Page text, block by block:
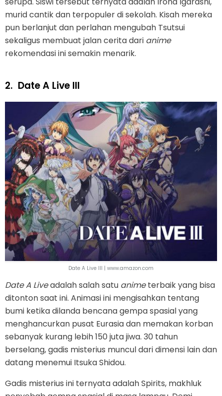
murid cantik dan terpopuler di sekolah. Kisah mereka
pun berlanjut dan perlahan mengubah Tsutsui
sekaligus membuat jalan cerita dari anime
rekomendasi ini semakin menarik.
2. Date A Live III
Date A Live III | www.amazon.com
Date A Liveadalah salah satu animeterbaik yang bisa
ditonton saat ini. Animasi ini mengisahkan tentang
bumi ketika dilanda bencana gempa spasial yang
menghancurkan pusat Eurasia dan memakan korban
sebanyak kurang lebih 150 juta jiwa. 30 tahun
berselang, gadis misterius muncul dari dimensi lain dan
datang menemui Itsuka Shidou.
Gadis misterius ini ternyata adalah Spirits, makhluk